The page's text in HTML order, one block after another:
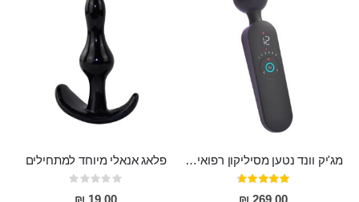
מג'יק וונד נטען מסיליקון רפואי חזק בעל 12 מצבי רטט ו6 מהירויות שונות ROMI
דירוג:
93%
פלאג אנאלי מיוחד למתחילים
Rating:
0%